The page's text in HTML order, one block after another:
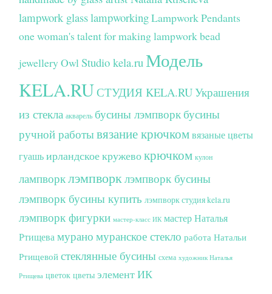
lampwork glasslampworkingLampwork Pendants
one woman's talent for making lampwork bead
jewelleryOwlStudio kela.ru Модель
KELA.RUСТУДИЯ KELA.RUУкрашения
из стекла акварель бусины лэмпворк бусины
ручной работывязание крючкомвязаные цветы
гуашьирландское кружевокрючком кулон
лампворклэмпворк лэмпворк бусины
лэмпворк бусины купить лэмпворк студия kela.ru
лэмпворк фигурки мастер-класс ИК мастер Наталья
Ртищевамурано муранское стекло работа Натальи
Ртищевой стеклянные бусины схема художник Наталья
Ртищева цветок цветы элемент ИК